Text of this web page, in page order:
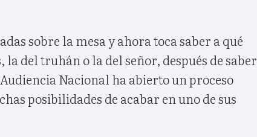
sobre la mesa y ahora toca saber a qué
la del truhán o la del señor, después de saber
Nacional ha abierto un proceso
posibilidades de acabar en uno de sus